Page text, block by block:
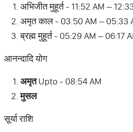
अभिजीत मुहूर्त - 11:52 AM –
अमृत काल - 03:50 AM – 05:33
ब्रह्म मुहूर्त - 05:29 AM – 06:17
आनन्दादि योग
अमृतUpto - 08:54 AM
मुसल
सूर्या राशि